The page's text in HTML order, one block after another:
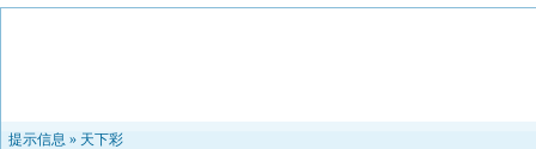
提示信息 » 天下彩